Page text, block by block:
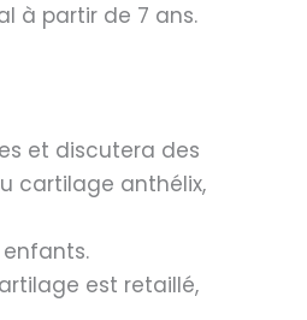
à partir de 7 ans.
et discutera des
cartilage anthélix,
est retaillé,